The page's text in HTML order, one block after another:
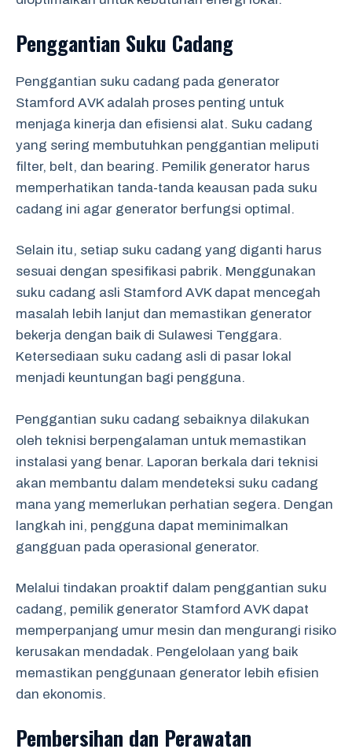
Penggantian Suku Cadang
Penggantian suku cadang pada generator
Stamford AVK adalah proses penting untuk
menjaga kinerja dan efisiensi alat. Suku cadang
yang sering membutuhkan penggantian meliputi
filter, belt, dan bearing. Pemilik generator harus
memperhatikan tanda-tanda keausan pada suku
cadang ini agar generator berfungsi optimal.
Selain itu, setiap suku cadang yang diganti harus
sesuai dengan spesifikasi pabrik. Menggunakan
suku cadang asli Stamford AVK dapat mencegah
masalah lebih lanjut dan memastikan generator
bekerja dengan baik di Sulawesi Tenggara.
Ketersediaan suku cadang asli di pasar lokal
menjadi keuntungan bagi pengguna.
Penggantian suku cadang sebaiknya dilakukan
oleh teknisi berpengalaman untuk memastikan
instalasi yang benar. Laporan berkala dari teknisi
akan membantu dalam mendeteksi suku cadang
mana yang memerlukan perhatian segera. Dengan
langkah ini, pengguna dapat meminimalkan
gangguan pada operasional generator.
Melalui tindakan proaktif dalam penggantian suku
cadang, pemilik generator Stamford AVK dapat
memperpanjang umur mesin dan mengurangi risiko
kerusakan mendadak. Pengelolaan yang baik
memastikan penggunaan generator lebih efisien
dan ekonomis.
Pembersihan dan Perawatan